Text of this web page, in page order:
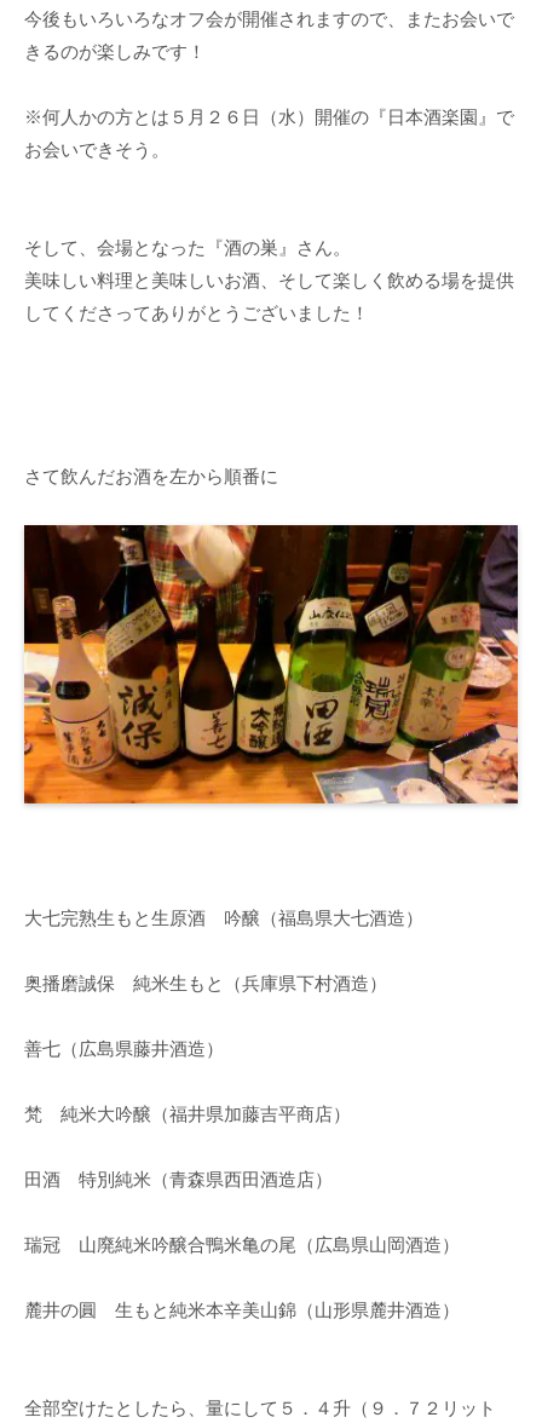
今後もいろいろなオフ会が開催されますので、またお会いで
きるのが楽しみです！
※何人かの方とは５月２６日（水）開催の『日本酒楽園』で
お会いできそう。
そして、会場となった『酒の巣』さん。
美味しい料理と美味しいお酒、そして楽しく飲める場を提供
してくださってありがとうございました！
さて飲んだお酒を左から順番に
大七完熟生もと生原酒 吟醸（福島県大七酒造）
奥播磨誠保 純米生もと（兵庫県下村酒造）
善七（広島県藤井酒造）
梵 純米大吟醸（福井県加藤吉平商店）
田酒 特別純米（青森県西田酒造店）
瑞冠 山廃純米吟醸合鴨米亀の尾（広島県山岡酒造）
麓井の圓 生もと純米本辛美山錦（山形県麓井酒造）
全部空けたとしたら、量にして５．４升（９．７２リット